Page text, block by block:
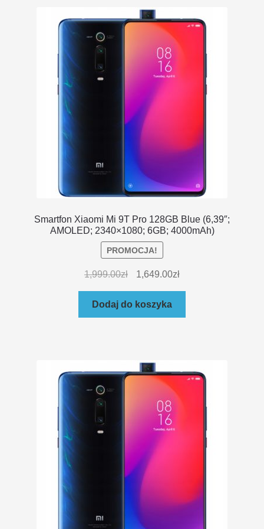
DOSTAWA I ZWROTY
POLITYKA PRYWATNOŚCI
REGULAMIN SKLEPU
Smartfon Xiaomi Mi 9T Pro 128GB Blue (6,39″;
AMOLED; 2340×1080; 6GB; 4000mAh)
PROMOCJA!
1,999.00zł 1,649.00zł
Dodaj do koszyka